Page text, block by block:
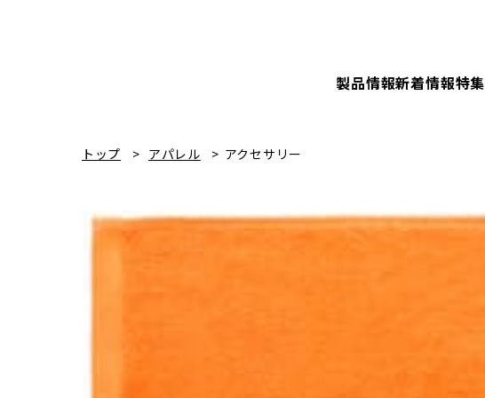
製品情報新着情報特集
トップ アパレル アクセサリー